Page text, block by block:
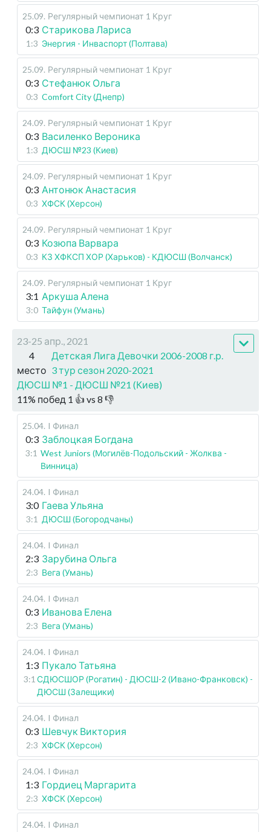
25.09. Регулярный чемпионат 1 Круг
0:3 Старикова Лариса
1:3 Энергия - Инваспорт (Полтава)
25.09. Регулярный чемпионат 1 Круг
0:3 Стефанюк Ольга
0:3 Comfort City (Днепр)
24.09. Регулярный чемпионат 1 Круг
0:3 Василенко Вероника
1:3 ДЮСШ №23 (Киев)
24.09. Регулярный чемпионат 1 Круг
0:3 Антонюк Анастасия
0:3 ХФСК (Херсон)
24.09. Регулярный чемпионат 1 Круг
0:3 Козюпа Варвара
0:3 КЗ ХФКСП ХОР (Харьков) - КДЮСШ (Волчанск)
24.09. Регулярный чемпионат 1 Круг
3:1 Аркуша Алена
3:0 Тайфун (Умань)
23-25 апр., 2021
4
место
Детская Лига Девочки 2006-2008 г.р.
3 тур сезон 2020-2021
ДЮСШ №1 - ДЮСШ №21 (Киев)
11% побед 1 👍 vs 8 👎
25.04. I Финал
0:3 Заблоцкая Богдана
3:1 West Juniors (Могилёв-Подольский - Жолква -
Винница)
24.04. I Финал
3:0 Гаева Ульяна
3:1 ДЮСШ (Богородчаны)
24.04. I Финал
2:3 Зарубина Ольга
2:3 Вега (Умань)
24.04. I Финал
0:3 Иванова Елена
2:3 Вега (Умань)
24.04. I Финал
1:3 Пукало Татьяна
3:1 СДЮСШОР (Рогатин) - ДЮСШ-2 (Ивано-Франковск) -
ДЮСШ (Залещики)
24.04. I Финал
0:3 Шевчук Виктория
2:3 ХФСК (Херсон)
24.04. I Финал
1:3 Гордиец Маргарита
2:3 ХФСК (Херсон)
24.04. I Финал